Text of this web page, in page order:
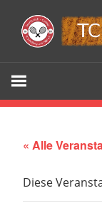
Inhalt
springen
« Alle
Diese